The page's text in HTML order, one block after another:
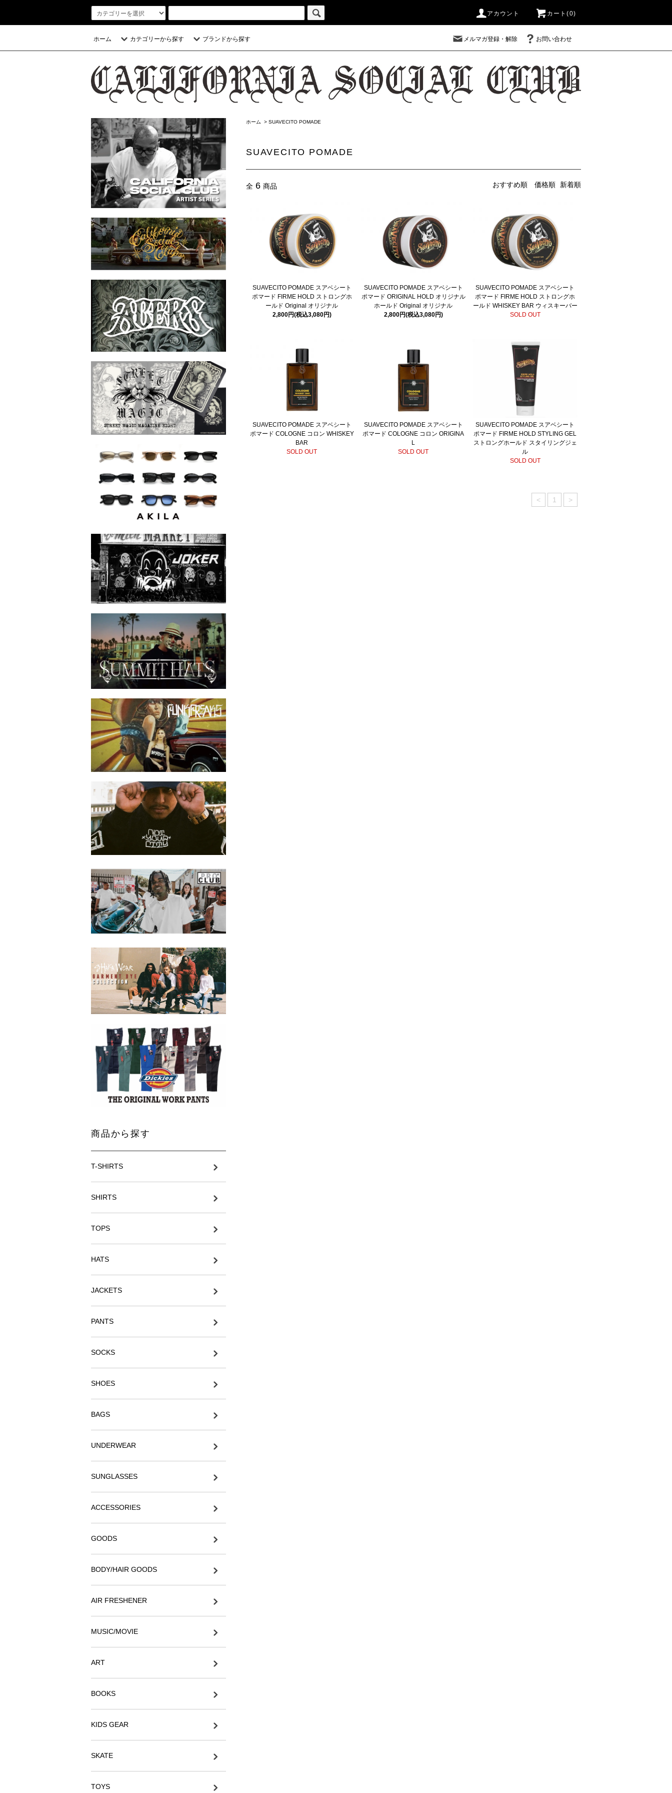
アカウント カート(0)
ホーム カテゴリーから探す ブランドから探す メルマガ登録・解除 お問い合わせ
商品から探す
T-SHIRTS
SHIRTS
TOPS
HATS
JACKETS
PANTS
SOCKS
SHOES
BAGS
UNDERWEAR
SUNGLASSES
ACCESSORIES
GOODS
BODY/HAIR GOODS
AIR FRESHENER
MUSIC/MOVIE
ART
BOOKS
KIDS GEAR
SKATE
TOYS
ホーム > SUAVECITO POMADE
SUAVECITO POMADE
全 6 商品 おすすめ順 価格順 新着順
SUAVECITO POMADE スアベシート
ポマード FIRME HOLD ストロングホ
ールド Original オリジナル
2,800円(税込3,080円)
SUAVECITO POMADE スアベシート
ポマード ORIGINAL HOLD オリジナル
ホールド Original オリジナル
2,800円(税込3,080円)
SUAVECITO POMADE スアベシート
ポマード FIRME HOLD ストロングホ
ールド WHISKEY BAR ウィスキーバー
SOLD OUT
SUAVECITO POMADE スアベシート
ポマード COLOGNE コロン WHISKEY
BAR
SOLD OUT
SUAVECITO POMADE スアベシート
ポマード COLOGNE コロン ORIGINA
L
SOLD OUT
SUAVECITO POMADE スアベシート
ポマード FIRME HOLD STYLING GEL
ストロングホールド スタイリングジェ
ル
SOLD OUT
< 1 >